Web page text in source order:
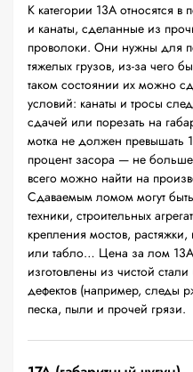
К категории 13А относятся
и канаты, сделанные из
проволоки. Они нужны для
тяжелых грузов, из-за чего
таком состоянии их можно
условий: канаты и тросы
сдачей или порезать на
мотка не должен превышать
процент засора — не
всего можно найти на
Сдаваемым ломом могут
техники, строительных
крепления мостов,
или табло… Цена за лом
изготовлены из чистой
дефектов (например, следы
песка, пыли и прочей грязи.